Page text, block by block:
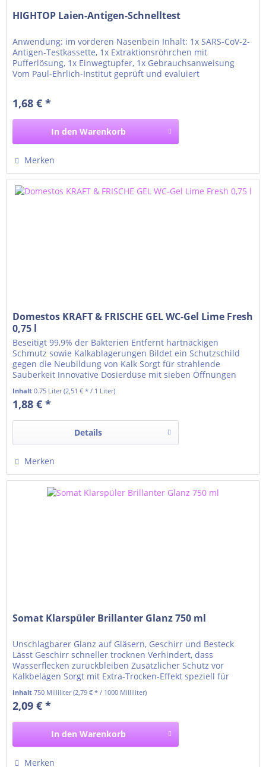
HIGHTOP Laien-Antigen-Schnelltest
Anwendung: im vorderen Nasenbein Inhalt: 1x SARS-CoV-2-
Antigen-Testkassette, 1x Extraktionsröhrchen mit
Pufferlösung, 1x Einwegtupfer, 1x Gebrauchsanweisung
Vom Paul-Ehrlich-Institut geprüft und evaluiert
Eigenanwendung ACHTUNG: Negative Ergebnisse schließen
1,68 € *
In den Warenkorb
Merken
Domestos KRAFT & FRISCHE GEL WC-Gel Lime Fresh
0,75 l
Beseitigt 99,9% der Bakterien Entfernt hartnäckigen
Schmutz sowie Kalkablagerungen Bildet ein Schutzschild
gegen die Neubildung von Kalk Sorgt für strahlende
Sauberkeit Innovative Dosierdüse mit sieben Öffnungen
Stellen Kraftvolles Gel mit Lime Fresh Duft Bitte beachten
Sie die Gefahren- und Sicherheitshinweise:...
Inhalt0.75 Liter(2,51 € * / 1 Liter)
1,88 € *
Details
Merken
Somat Klarspüler Brillanter Glanz 750 ml
Unschlagbarer Glanz auf Gläsern, Geschirr und Besteck
Lässt Geschirr schneller trocknen Verhindert, dass
Wasserflecken zurückbleiben Zusätzlicher Schutz vor
Kalkbelägen Sorgt mit Extra-Trocken-Effekt speziell für
Duftstoffe, Konservierungsmittel (Ameisensäure) Für alle
gewerblichen Spülmaschinen geeignet Außer Reichweite...
Inhalt750 Milliliter(2,79 € * / 1000 Milliliter)
2,09 € *
In den Warenkorb
Merken